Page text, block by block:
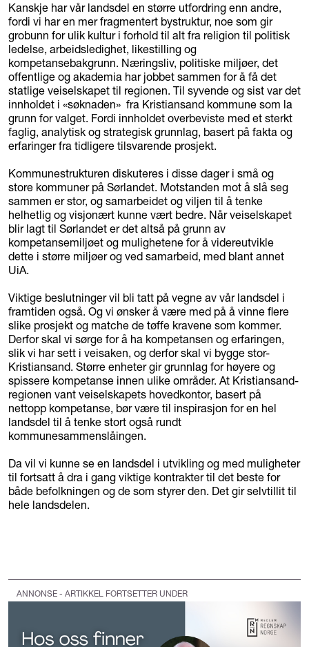
Kanskje har vår landsdel en større utfordring enn andre,
fordi vi har en mer fragmentert bystruktur, noe som gir
grobunn for ulik kultur i forhold til alt fra religion til politisk
ledelse, arbeidsledighet, likestilling og
kompetansebakgrunn. Næringsliv, politiske miljøer, det
offentlige og akademia har jobbet sammen for å få det
statlige veiselskapet til regionen. Til syvende og sist var det
innholdet i «søknaden» fra Kristiansand kommune som la
grunn for valget. Fordi innholdet overbeviste med et sterkt
faglig, analytisk og strategisk grunnlag, basert på fakta og
erfaringer fra tidligere tilsvarende prosjekt.
Kommunestrukturen diskuteres i disse dager i små og
store kommuner på Sørlandet. Motstanden mot å slå seg
sammen er stor, og samarbeidet og viljen til å tenke
helhetlig og visjonært kunne vært bedre. Når veiselskapet
blir lagt til Sørlandet er det altså på grunn av
kompetansemiljøet og mulighetene for å videreutvikle
dette i større miljøer og ved samarbeid, med blant annet
UiA.
Viktige beslutninger vil bli tatt på vegne av vår landsdel i
framtiden også. Og vi ønsker å være med på å vinne flere
slike prosjekt og matche de tøffe kravene som kommer.
Derfor skal vi sørge for å ha kompetansen og erfaringen,
slik vi har sett i veisaken, og derfor skal vi bygge stor-
Kristiansand. Større enheter gir grunnlag for høyere og
spissere kompetanse innen ulike områder. At Kristiansand-
regionen vant veiselskapets hovedkontor, basert på
nettopp kompetanse, bør være til inspirasjon for en hel
landsdel til å tenke stort også rundt
kommunesammenslåingen.
Da vil vi kunne se en landsdel i utvikling og med muligheter
til fortsatt å dra i gang viktige kontrakter til det beste for
både befolkningen og de som styrer den. Det gir selvtillit til
hele landsdelen.
ANNONSE - ARTIKKEL FORTSETTER UNDER